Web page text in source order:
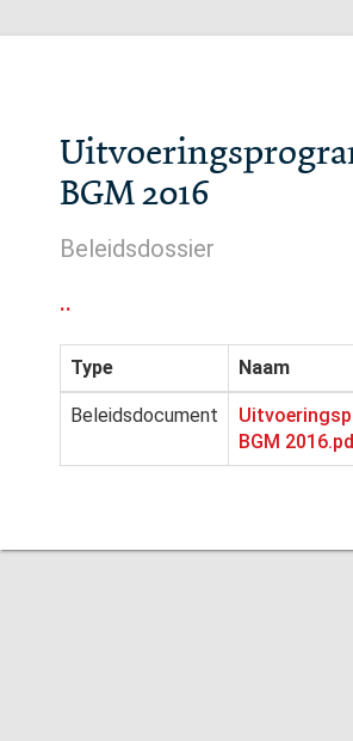
BGM 2016
Beleidsdossier
..
Type Naam
Beleidsdocument
BGM